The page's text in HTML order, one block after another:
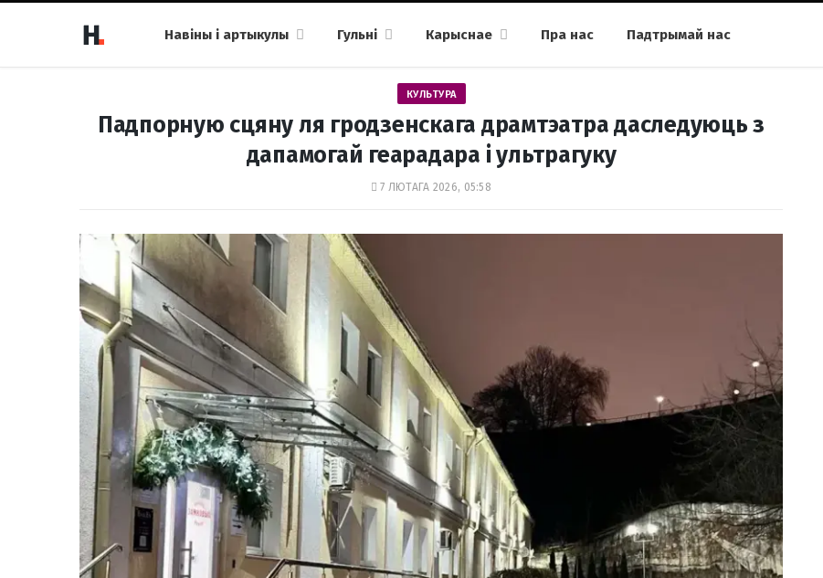
Навіны і артыкулы Гульні Карыснае Пра нас Падтрымай нас
КУЛЬТУРА
Падпорную сцяну ля гродзенскага драмтэатра даследуюць з
дапамогай геарадара і ультрагуку
7 ЛЮТАГА 2026, 05:58